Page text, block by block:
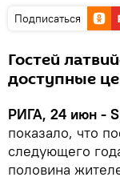
Подписаться
Гостей
доступные
РИГА, 24 июн -
показало, что
следующего
половина